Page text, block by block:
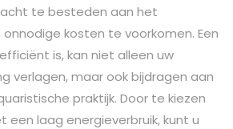
te besteden aan het
kosten te voorkomen. Een
is, kan niet alleen uw
verlagen, maar ook bijdragen aan
praktijk. Door te kiezen
een laag energieverbruik, kunt u